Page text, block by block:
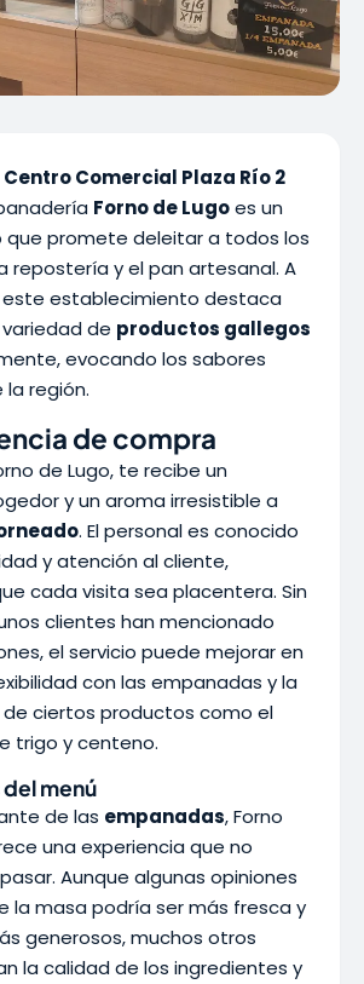
Centro Comercial Plaza Río 2
Forno de Lugoes un
que promete deleitar a todos los
repostería y el pan artesanal. A
este establecimiento destaca
de productos gallegos
evocando los sabores
región.
de compra
de Lugo, te recibe un
y un aroma irresistible a
. El personal es conocido
y atención al cliente,
cada visita sea placentera. Sin
clientes han mencionado
el servicio puede mejorar en
con las empanadas y la
de ciertos productos como el
trigo y centeno.
menú
de las empanadas, Forno
una experiencia que no
Aunque algunas opiniones
la masa podría ser más fresca y
generosos, muchos otros
la calidad de los ingredientes y